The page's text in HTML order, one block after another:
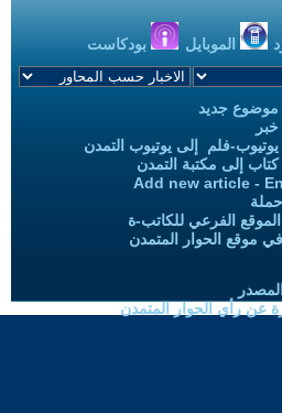
الموبايل بودكاست
موضوع جديد
يوتيوب-فلم إلى يوتيوب التمدن
كتاب إلى مكتبة التمدن
Add new article -
الفرعي للكاتب-ة
موقع الحوار المتمدن
عن رأي الحوار المتمدن